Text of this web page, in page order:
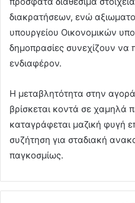
διακρατήσεων, ενώ
υπουργείου Οικονομικών
δημοπρασίες συνεχίζουν να
ενδιαφέρον.
Η μεταβλητότητα στην
βρίσκεται κοντά σε χαμηλά
καταγράφεται μαζική φυγή
συζήτηση για σταδιακή
παγκοσμίως.